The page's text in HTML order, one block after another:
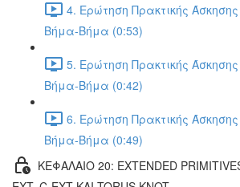
4. Ερώτηση Πρακτικής
Βήμα-Βήμα (0:53)
5. Ερώτηση Πρακτικής
Βήμα-Βήμα (0:42)
6. Ερώτηση Πρακτικής
Βήμα-Βήμα (0:49)
ΚΕΦΑΛΑΙΟ 20: EXTENDED